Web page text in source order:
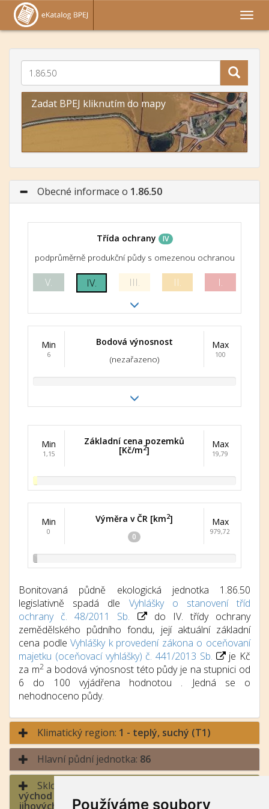
Používáme soubory
Zadat BPEJ kliknutím do mapy
Obecné informace o 1.86.50
Třída ochrany IV
podprůměrně produkční půdy s omezenou ochranou
V. IV. III. II. I.
Min
6
Bodová výnosnost
(nezařazeno)
Max
100
Min
1,15
Základní cena pozemků
[Kč/m2]
Max
19,79
Min
0
Výměra v ČR [km2]
0
Max
979,72
Bonitovaná půdně ekologická jednotka 1.86.50
legislativně spadá dle Vyhlášky o stanovení tříd
ochrany č. 48/2011 Sb.
do IV. třídy ochrany
zemědělského půdního fondu, její aktuální základní
cena podleVyhlášky k provedení zákona o oceňovaní
majetku (oceňovací vyhlášky) č. 441/2013 Sb.
je Kč
za m2a bodová výnosnost této půdy je na stupnici od
6 do 100 vyjádřena hodnotou . Jedná se o
nehodnoceno půdy.
Klimatický region: 1 - teplý, suchý (T1)
Hlavní půdní jednotka: 86
Sklonitost a expozice:
východ a západ (jihozápad až severozápad,
jihovýchod až severovýchod), sever